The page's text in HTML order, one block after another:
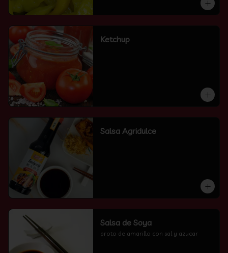
Ketchup
Salsa Agridulce
Salsa de Soya
proto de amarillo con sal y azucar